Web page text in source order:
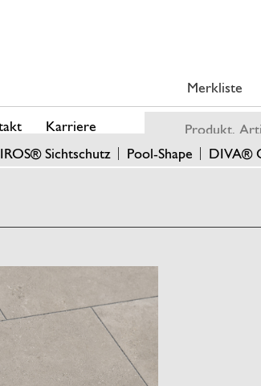
Merkliste
Sichtschutz Pool-Shape DIVA®
Karriere